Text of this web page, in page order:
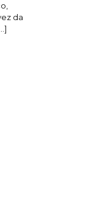
da